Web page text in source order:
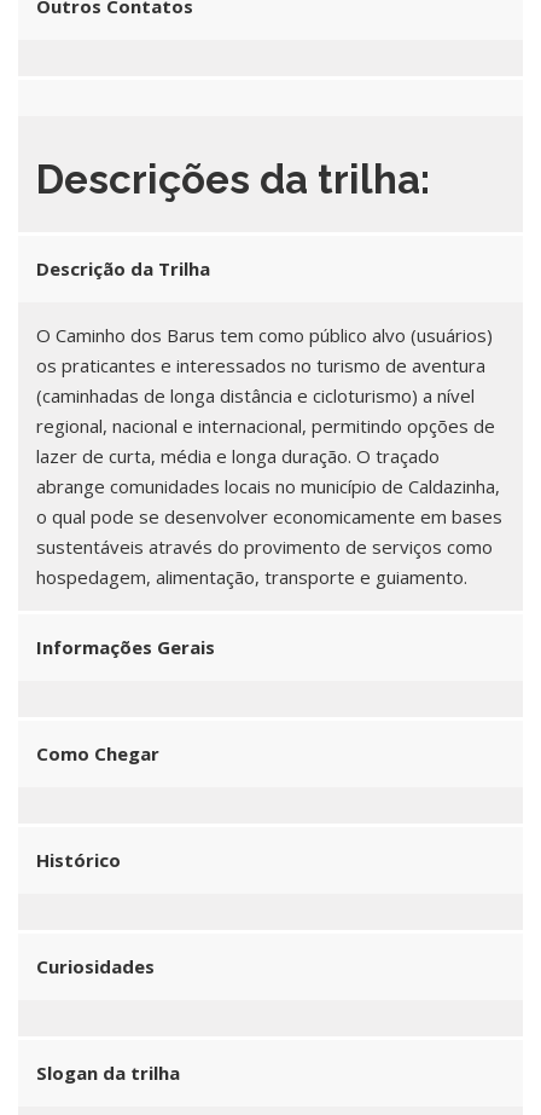
Outros Contatos
Descrições da trilha:
Descrição da Trilha
O Caminho dos Barus tem como público alvo (usuários)
os praticantes e interessados no turismo de aventura
(caminhadas de longa distância e cicloturismo) a nível
regional, nacional e internacional, permitindo opções de
lazer de curta, média e longa duração. O traçado
abrange comunidades locais no município de Caldazinha,
o qual pode se desenvolver economicamente em bases
sustentáveis através do provimento de serviços como
hospedagem, alimentação, transporte e guiamento.
Informações Gerais
Como Chegar
Histórico
Curiosidades
Slogan da trilha